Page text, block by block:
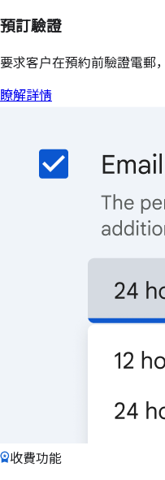
預訂驗證
要求客户在預約前驗證電郵
瞭解詳情
收費功能